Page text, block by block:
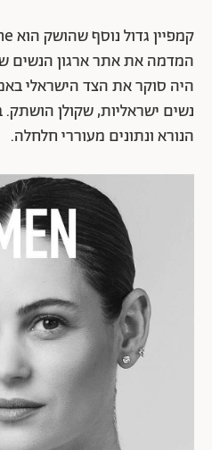
המדמה את אתר ארגון הנשים
היה סוקר את הצד הישראלי
נשים ישראליות, שקולן
הנורא ונתונים מעוררי חלחלה.